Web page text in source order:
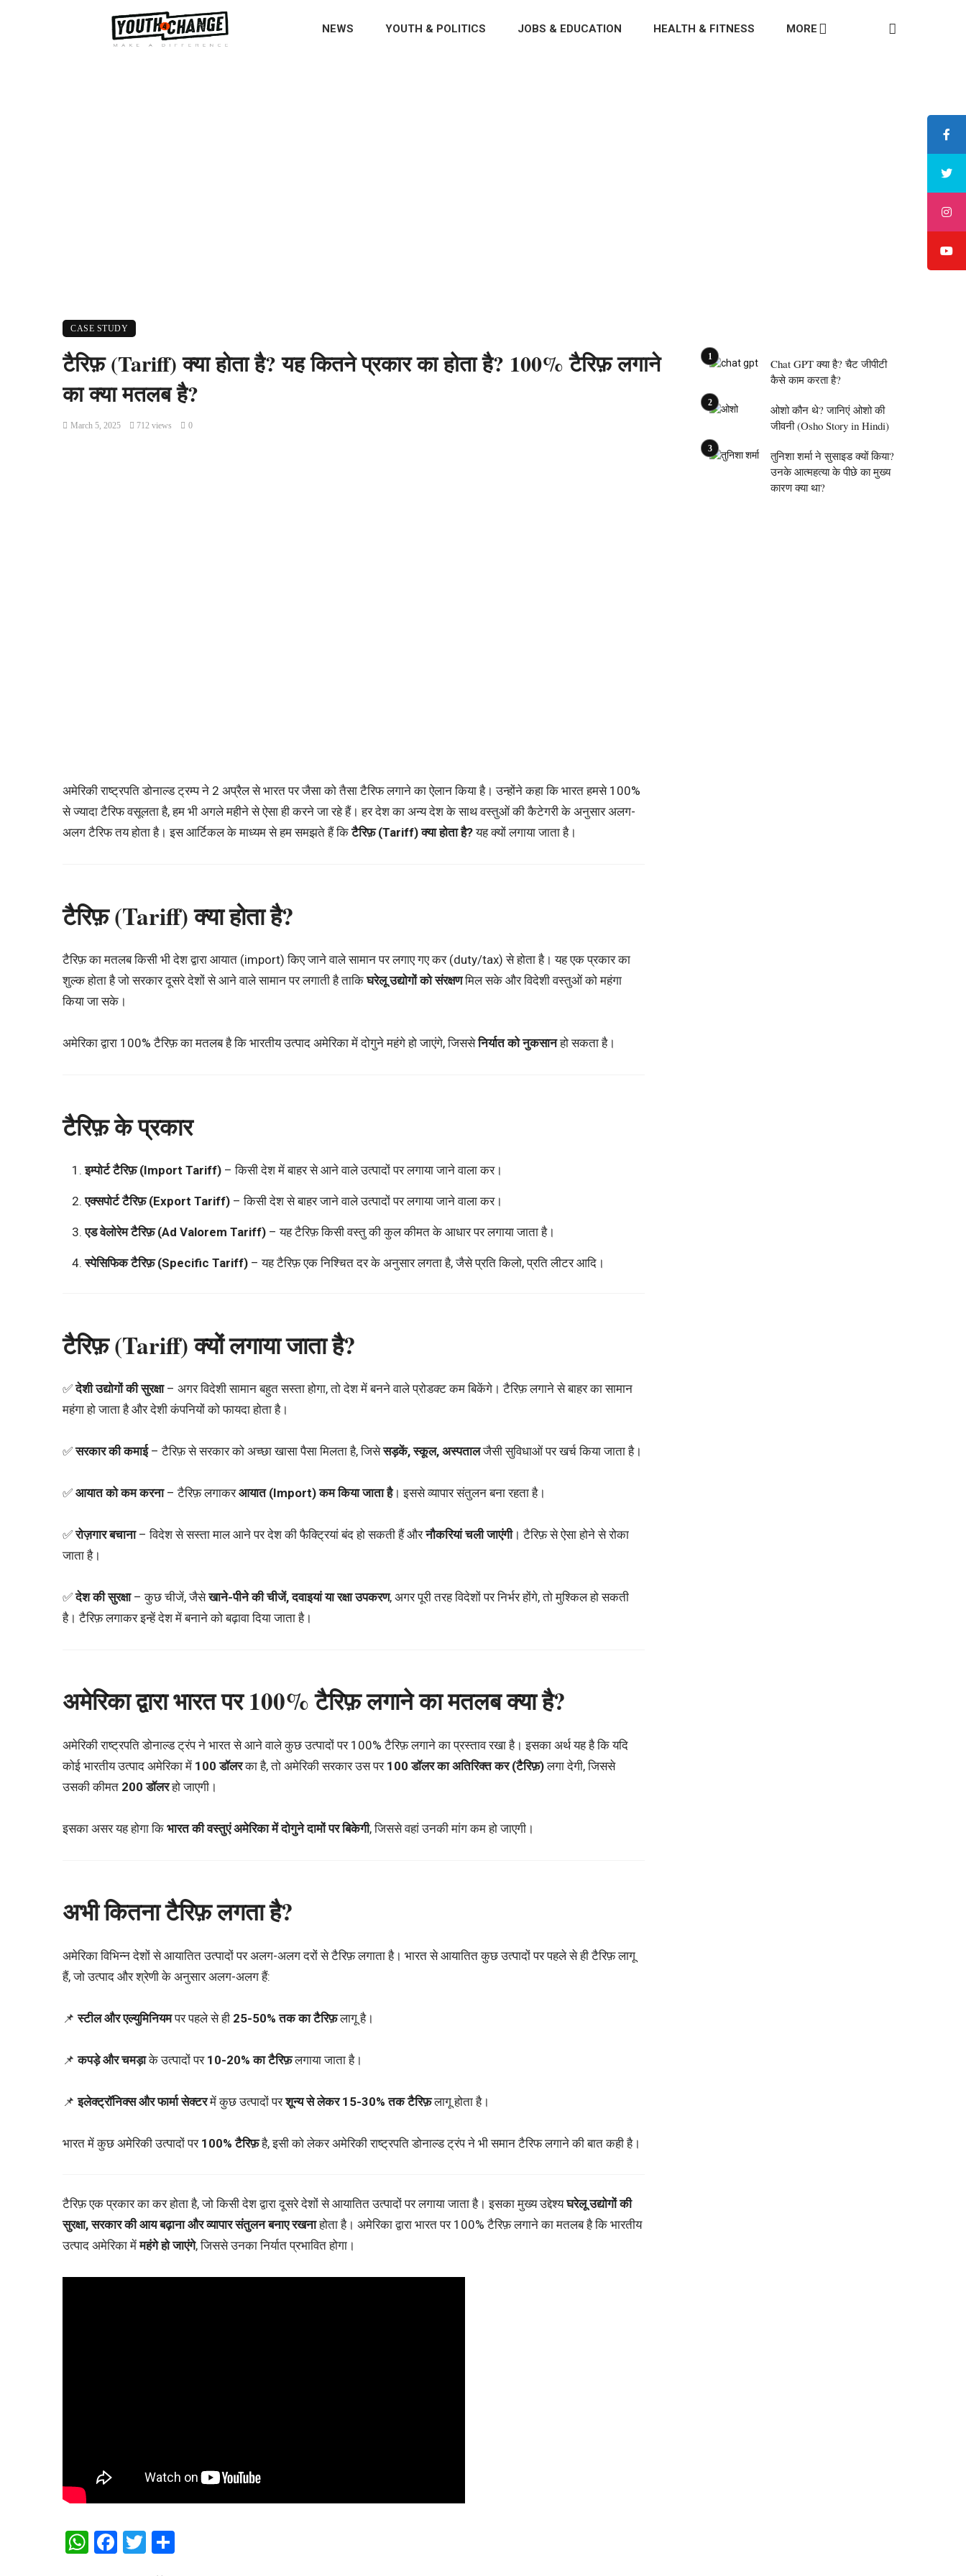
NEWS YOUTH & POLITICS JOBS & EDUCATION HEALTH & FITNESS MORE
CASE STUDY
टैरिफ़ (Tariff) क्या होता है? यह कितने प्रकार का होता है? 100% टैरिफ़ लगाने
का क्या मतलब है?
March 5, 2025 712 views 0
अमेरिकी राष्ट्रपति डोनाल्ड ट्रम्प ने 2 अप्रैल से भारत पर जैसा को तैसा टैरिफ लगाने का ऐलान किया है। उन्होंने कहा कि भारत हमसे 100%
से ज्यादा टैरिफ वसूलता है, हम भी अगले महीने से ऐसा ही करने जा रहे हैं। हर देश का अन्य देश के साथ वस्तुओं की कैटेगरी के अनुसार अलग-
अलग टैरिफ तय होता है। इस आर्टिकल के माध्यम से हम समझते हैं किटैरिफ़ (Tariff) क्या होता है?यह क्यों लगाया जाता है।
टैरिफ़ (Tariff) क्या होता है?
टैरिफ़ का मतलब किसी भी देश द्वारा आयात (import) किए जाने वाले सामान पर लगाए गए कर (duty/tax) से होता है। यह एक प्रकार का
शुल्क होता है जो सरकार दूसरे देशों से आने वाले सामान पर लगाती है ताकिघरेलू उद्योगों को संरक्षणमिल सके और विदेशी वस्तुओं को महंगा
किया जा सके।
अमेरिका द्वारा 100% टैरिफ़ का मतलब है कि भारतीय उत्पाद अमेरिका में दोगुने महंगे हो जाएंगे, जिससेनिर्यात को नुकसानहो सकता है।
टैरिफ़ के प्रकार
इम्पोर्ट टैरिफ़ (Import Tariff)– किसी देश में बाहर से आने वाले उत्पादों पर लगाया जाने वाला कर।
एक्सपोर्ट टैरिफ़ (Export Tariff)– किसी देश से बाहर जाने वाले उत्पादों पर लगाया जाने वाला कर।
एड वेलोरेम टैरिफ़ (Ad Valorem Tariff)– यह टैरिफ़ किसी वस्तु की कुल कीमत के आधार पर लगाया जाता है।
स्पेसिफिक टैरिफ़ (Specific Tariff)– यह टैरिफ़ एक निश्चित दर के अनुसार लगता है, जैसे प्रति किलो, प्रति लीटर आदि।
टैरिफ़ (Tariff) क्यों लगाया जाता है?
✅देशी उद्योगों की सुरक्षा– अगर विदेशी सामान बहुत सस्ता होगा, तो देश में बनने वाले प्रोडक्ट कम बिकेंगे। टैरिफ़ लगाने से बाहर का सामान
महंगा हो जाता है और देशी कंपनियों को फायदा होता है।
✅सरकार की कमाई– टैरिफ़ से सरकार को अच्छा खासा पैसा मिलता है, जिसेसड़कें, स्कूल, अस्पतालजैसी सुविधाओं पर खर्च किया जाता है।
✅ आयात को कम करना– टैरिफ़ लगाकरआयात (Import) कम किया जाता है। इससे व्यापार संतुलन बना रहता है।
✅रोज़गार बचाना– विदेश से सस्ता माल आने पर देश की फैक्ट्रियां बंद हो सकती हैं औरनौकरियां चली जाएंगी। टैरिफ़ से ऐसा होने से रोका
जाता है।
✅देश की सुरक्षा– कुछ चीजें, जैसेखाने-पीने की चीजें, दवाइयां या रक्षा उपकरण, अगर पूरी तरह विदेशों पर निर्भर होंगे, तो मुश्किल हो सकती
है। टैरिफ़ लगाकर इन्हें देश में बनाने को बढ़ावा दिया जाता है।
अमेरिका द्वारा भारत पर 100% टैरिफ़ लगाने का मतलब क्या है?
अमेरिकी राष्ट्रपति डोनाल्ड ट्रंप ने भारत से आने वाले कुछ उत्पादों पर 100% टैरिफ़ लगाने का प्रस्ताव रखा है। इसका अर्थ यह है कि यदि
कोई भारतीय उत्पाद अमेरिका में 100 डॉलरका है, तो अमेरिकी सरकार उस पर 100 डॉलर का अतिरिक्त कर (टैरिफ़)लगा देगी, जिससे
उसकी कीमत 200 डॉलरहो जाएगी।
इसका असर यह होगा कि भारत की वस्तुएं अमेरिका में दोगुने दामों पर बिकेगी, जिससे वहां उनकी मांग कम हो जाएगी।
अभी कितना टैरिफ़ लगता है?
अमेरिका विभिन्न देशों से आयातित उत्पादों पर अलग-अलग दरों से टैरिफ़ लगाता है। भारत से आयातित कुछ उत्पादों पर पहले से ही टैरिफ़ लागू
हैं, जो उत्पाद और श्रेणी के अनुसार अलग-अलग हैं:
📌स्टील और एल्युमिनियमपर पहले से ही 25-50% तक का टैरिफ़लागू है।
📌कपड़े और चमड़ाके उत्पादों पर 10-20% का टैरिफ़लगाया जाता है।
📌इलेक्ट्रॉनिक्स और फार्मा सेक्टरमें कुछ उत्पादों परशून्य से लेकर 15-30% तक टैरिफ़लागू होता है।
भारत में कुछ अमेरिकी उत्पादों पर 100% टैरिफ़है, इसी को लेकर अमेरिकी राष्ट्रपति डोनाल्ड ट्रंप ने भी समान टैरिफ लगाने की बात कही है।
टैरिफ़ एक प्रकार का कर होता है, जो किसी देश द्वारा दूसरे देशों से आयातित उत्पादों पर लगाया जाता है। इसका मुख्य उद्देश्यघरेलू उद्योगों की
सुरक्षा, सरकार की आय बढ़ाना और व्यापार संतुलन बनाए रखनाहोता है। अमेरिका द्वारा भारत पर 100% टैरिफ़ लगाने का मतलब है कि भारतीय
उत्पाद अमेरिका मेंमहंगे हो जाएंगे, जिससे उनका निर्यात प्रभावित होगा।
WhatsApp
Facebook
Twitter
Chat GPT क्या है? चैट जीपीटी
कैसे काम करता है?
ओशो कौन थे? जानिएं ओशो की
जीवनी (Osho Story in Hindi)
तुनिशा शर्मा ने सुसाइड क्यों किया?
उनके आत्महत्या के पीछे का मुख्य
कारण क्या था?